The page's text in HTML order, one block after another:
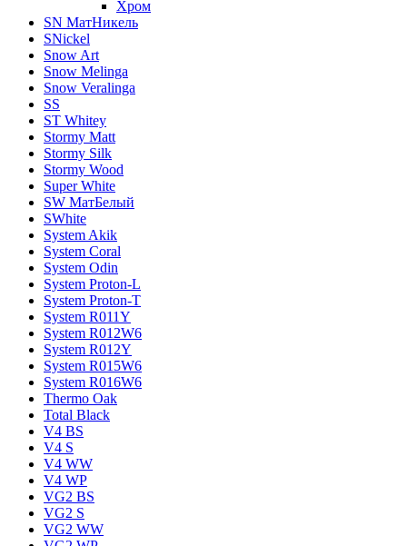
Хром
SN МатНикель
SNickel
Snow Art
Snow Melinga
Snow Veralinga
SS
ST Whitey
Stormy Matt
Stormy Silk
Stormy Wood
Super White
SW МатБелый
SWhite
System Akik
System Coral
System Odin
System Proton-L
System Proton-T
System R011Y
System R012W6
System R012Y
System R015W6
System R016W6
Thermo Oak
Total Black
V4 BS
V4 S
V4 WW
V4 WР
VG2 BS
VG2 S
VG2 WW